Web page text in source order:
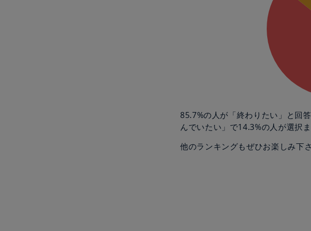
85.7%の人が「終わりたい」と回
んでいたい」で14.3%の人が選択ま
他のランキングもぜひお楽しみ下